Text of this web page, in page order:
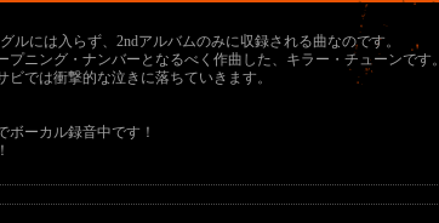
ルには入らず、2ndアルバムのみに収録される曲なのです。
プニング・ナンバーとなるべく作曲した、キラー・チューンです。
ビでは衝撃的な泣きに落ちていきます。
ボーカル録音中です！